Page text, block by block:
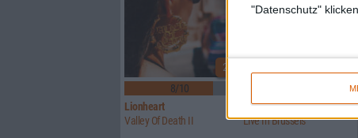
"Datenschutz" klicken.
2
8/10
Lionheart
Valley Of Death II
Brutus (BE)
Live In Brussels